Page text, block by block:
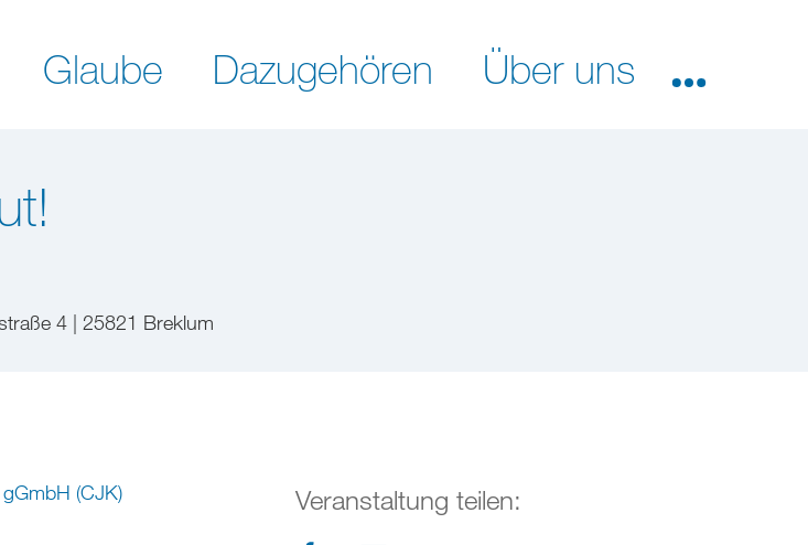
Glaube Dazugehören Über uns
4 | 25821 Breklum
(CJK) Veranstaltung teilen: